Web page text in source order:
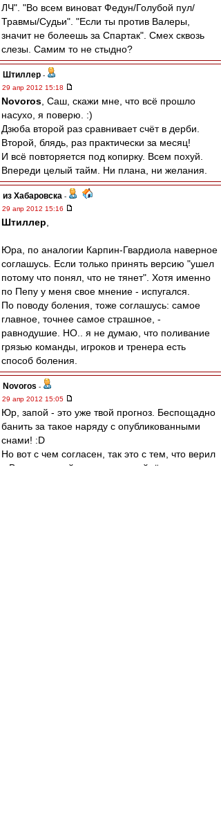
ЛЧ". "Во всем виноват Федун/Голубой пул/
Травмы/Судьи". "Если ты против Валеры,
значит не болеешь за Спартак". Смех сквозь
слезы. Самим то не стыдно?
Штиллер -
29 апр 2012 15:18
Novoros , Саш, скажи мне, что всё прошло
насухо, я поверю. :)
Дзюба второй раз сравнивает счёт в дерби.
Второй, блядь, раз практически за месяц!
И всё повторяется под копирку. Всем похуй.
Впереди целый тайм. Ни плана, ни желания.
из Хабаровска -
29 апр 2012 15:16
Штиллер
Юра, по аналогии Карпин-Гвардиола наверное
соглашусь. Если только принять версию "ушел
потому что понял, что не тянет". Хотя именно
по Пепу у меня свое мнение - испугался.
По поводу боления, тоже соглашусь: самое
главное, точнее самое страшное, -
равнодушие. НО.. я не думаю, что поливание
грязью команды, игроков и тренера есть
способ боления.
Novoros -
29 апр 2012 15:05
Юр, запой - это уже твой прогноз. Беспощадно
банить за такое наряду с опубликованными
снами! :D
Но вот с чем согласен, так это с тем, что верил
в Валеру по той же причине - уйдёт сам, не